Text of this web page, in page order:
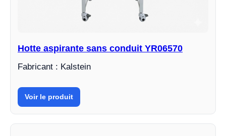
Hotte aspirante sans conduit YR06570
Fabricant : Kalstein
Voir le produit